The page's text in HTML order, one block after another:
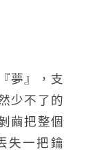
夢』，支
少不了的
繭把整個
失一把鑰